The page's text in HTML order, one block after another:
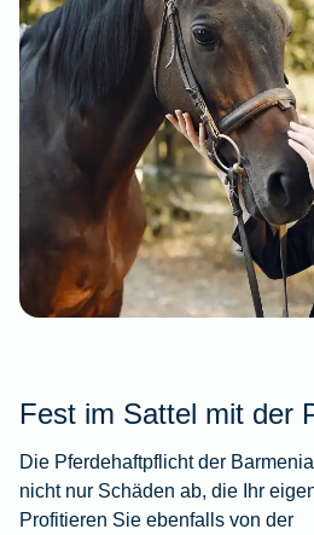
Fest im Sattel mit der
Die Pferdehaftpflicht der
nicht nur Schäden ab, die Ihr
Profitieren Sie ebenfalls von der